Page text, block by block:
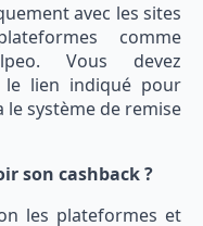
avec les sites
comme
Vous devez
le lien indiqué pour
le système de remise
son cashback ?
les plateformes et